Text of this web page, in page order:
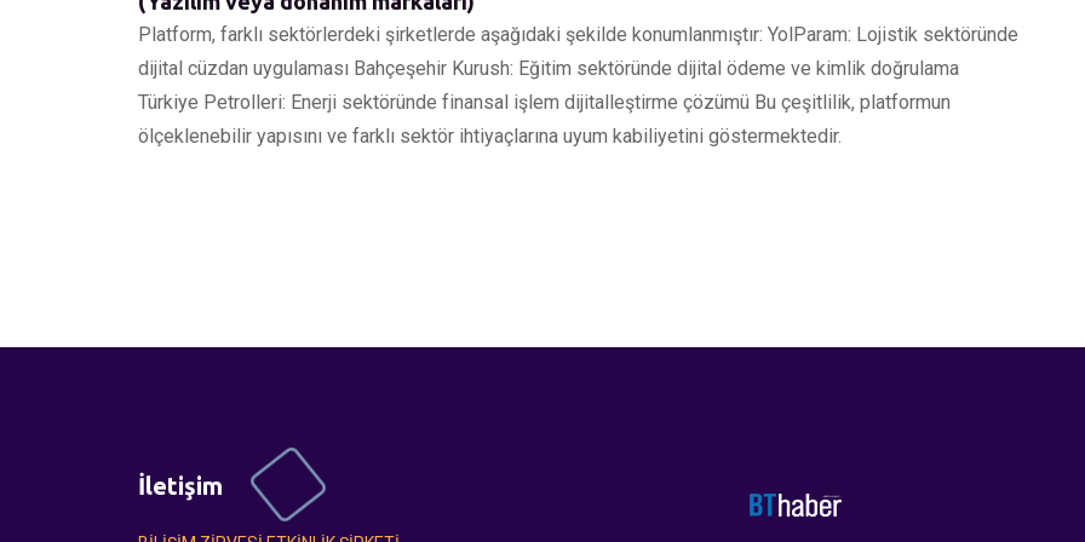
Platform, farklı sektörlerdeki şirketlerde aşağıdaki şekilde konumlanmıştır: YolParam: Lojistik sektöründe
dijital cüzdan uygulaması Bahçeşehir Kurush: Eğitim sektöründe dijital ödeme ve kimlik doğrulama
Türkiye Petrolleri: Enerji sektöründe finansal işlem dijitalleştirme çözümü Bu çeşitlilik, platformun
ölçeklenebilir yapısını ve farklı sektör ihtiyaçlarına uyum kabiliyetini göstermektedir.
İletişim